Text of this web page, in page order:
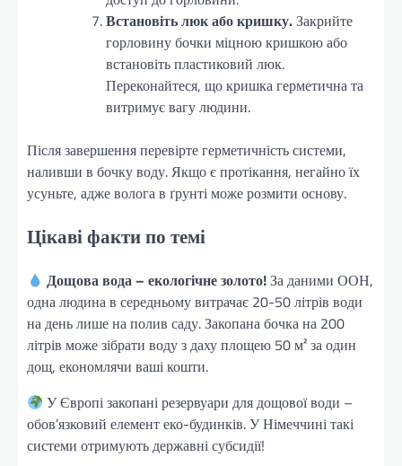
Встановіть люк або кришку.Закрийте
горловину бочки міцною кришкою або
встановіть пластиковий люк.
Переконайтеся, що кришка герметична та
витримує вагу людини.
Після завершення перевірте герметичність системи,
наливши в бочку воду. Якщо є протікання, негайно їх
усуньте, адже волога в ґрунті може розмити основу.
Цікаві факти по темі
Дощова вода – екологічне золото!За даними ООН,
одна людина в середньому витрачає 20-50 літрів води
на день лише на полив саду. Закопана бочка на 200
літрів може зібрати воду з даху площею 50 м² за один
дощ, економлячи ваші кошти.
У Європі закопані резервуари для дощової води –
обов’язковий елемент еко-будинків. У Німеччині такі
системи отримують державні субсидії!